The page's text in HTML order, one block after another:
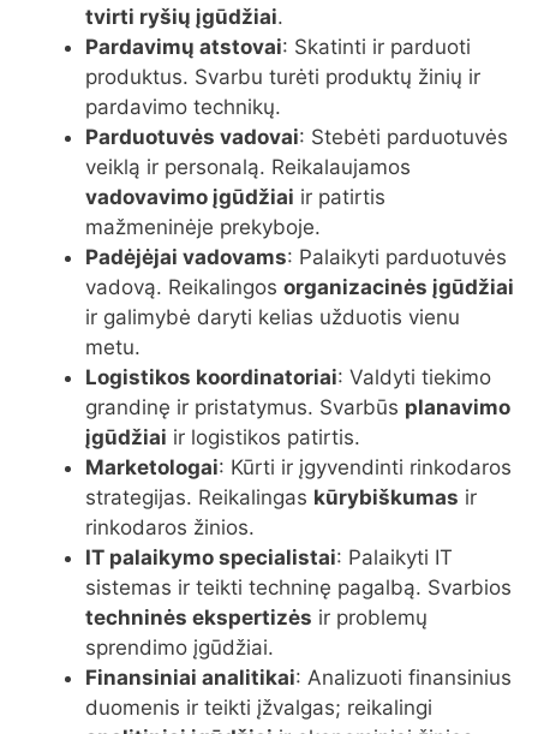
tvirti ryšių įgūdžiai.
Pardavimų atstovai: Skatinti ir parduoti
produktus. Svarbu turėti produktų žinių ir
pardavimo technikų.
Parduotuvės vadovai: Stebėti parduotuvės
veiklą ir personalą. Reikalaujamos
vadovavimo įgūdžiai ir patirtis
mažmeninėje prekyboje.
Padėjėjai vadovams: Palaikyti parduotuvės
vadovą. Reikalingos organizacinės įgūdžiai
ir galimybė daryti kelias užduotis vienu
metu.
Logistikos koordinatoriai: Valdyti tiekimo
grandinę ir pristatymus. Svarbūs planavimo
įgūdžiai ir logistikos patirtis.
Marketologai: Kūrti ir įgyvendinti rinkodaros
strategijas. Reikalingas kūrybiškumas ir
rinkodaros žinios.
IT palaikymo specialistai: Palaikyti IT
sistemas ir teikti techninę pagalbą. Svarbios
techninės ekspertizės ir problemų
sprendimo įgūdžiai.
Finansiniai analitikai: Analizuoti finansinius
duomenis ir teikti įžvalgas; reikalingi